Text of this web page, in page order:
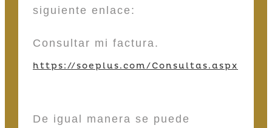
siguiente enlace:
Consultar mi factura.
https://soeplus.com/Consultas.aspx
De igual manera se puede